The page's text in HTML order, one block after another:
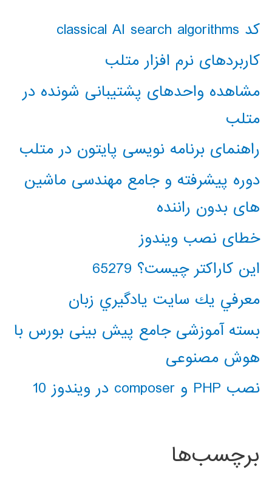
کد classical AI search algorithms
کاربردهای نرم افزار متلب
مشاهده واحدهای پشتیبانی شونده در
متلب
راهنمای برنامه نویسی پایتون در متلب
دوره پیشرفته و جامع مهندسی ماشین
های بدون راننده
خطای نصب ویندوز
این کاراکتر چیست؟ 65279
معرفي يك سايت يادگيري زبان
بسته آموزشی جامع پیش بینی بورس با
هوش مصنوعی
نصب PHP و composer در ویندوز 10
برچسب‌ها